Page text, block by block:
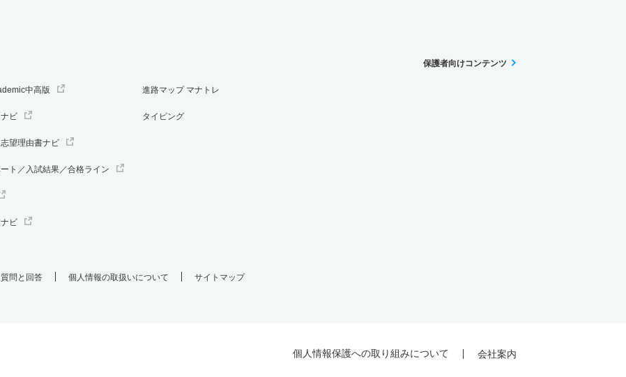
中高版
ビ
望理由書ナビ
ト／入試結果／合格ライン
ビ
進路マップ マナトレ
タイピング
保護者向けコンテンツ
問と回答 個人情報の取扱いについて サイトマップ
個人情報保護への取り組みについて 会社案内